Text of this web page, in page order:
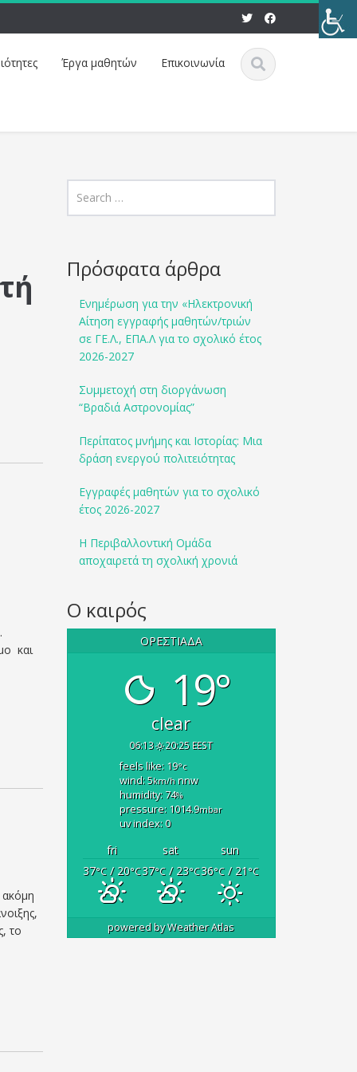
Έργα μαθητών Eπικοινωνία
και
ακόμη
το
Πρόσφατα άρθρα
Ενημέρωση για την «Ηλεκτρονική
Αίτηση εγγραφής μαθητών/τριών
σε ΓΕ.Λ., ΕΠΑ.Λ για το σχολικό έτος
2026-2027
Συμμετοχή στη διοργάνωση
“Βραδιά Αστρονομίας”
Περίπατος μνήμης και Ιστορίας: Μια
δράση ενεργού πολιτειότητας
Εγγραφές μαθητών για το σχολικό
έτος 2026-2027
Η Περιβαλλοντική Ομάδα
αποχαιρετά τη σχολική χρονιά
Ο καιρός
ΟΡΕΣΤΙΆΔΑ
19°
clear
06:13 20:25 EEST
feels like: 19°c
wind: 5km/h nnw
humidity: 74%
pressure: 1014.9mbar
uv index: 0
fri sat
sun
37°C / 20°C37°C/ 23°C36°C/ 21°C
powered byWeather Atlas